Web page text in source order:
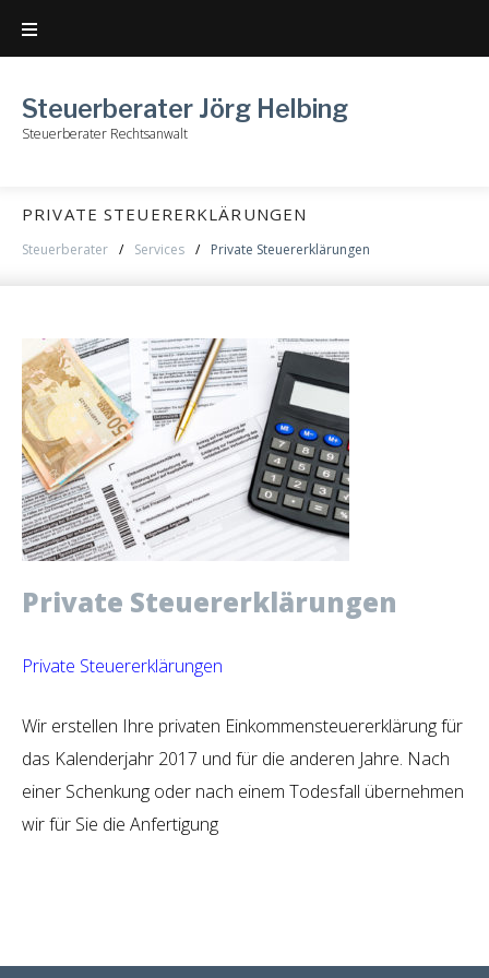
Steuerberater Jörg Helbing
Steuerberater Rechtsanwalt
PRIVATE STEUERERKLÄRUNGEN
Steuerberater / Services / Private Steuererklärungen
Private Steuererklärungen
Private Steuererklärungen
Wir erstellen Ihre privaten Einkommensteuererklärung für
das Kalenderjahr 2017 und für die anderen Jahre. Nach
einer Schenkung oder nach einem Todesfall übernehmen
wir für Sie die Anfertigung